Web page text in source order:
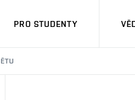
PRO STUDENTY